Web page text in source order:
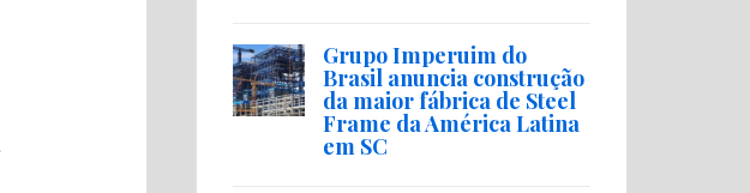
Grupo Imperuim do
Brasil anuncia construção
da maior fábrica de Steel
Frame da América Latina
em SC